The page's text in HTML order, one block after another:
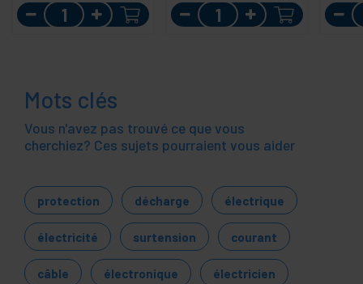
Quantité Quantité
Mots clés
Vous n'avez pas trouvé ce que vous
cherchiez? Ces sujets pourraient vous aider
protection décharge électrique
électricité surtension courant
câble électronique électricien